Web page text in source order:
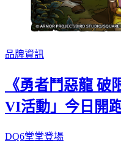
品牌資訊
《勇者鬥惡龍 破
VI活動」今日開
DQ6堂堂登場